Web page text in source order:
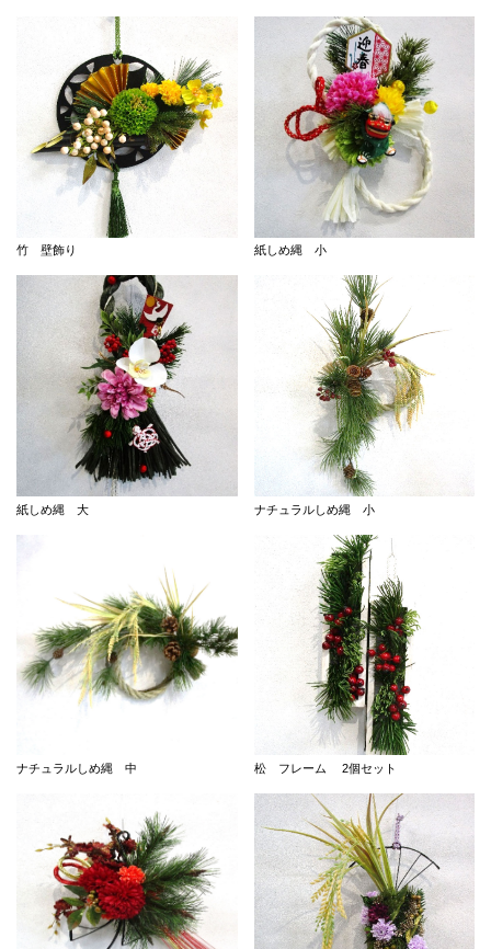
竹 壁飾り 紙しめ縄 小
紙しめ縄 大 ナチュラルしめ縄 小
ナチュラルしめ縄 中 松 フレーム 2個セット